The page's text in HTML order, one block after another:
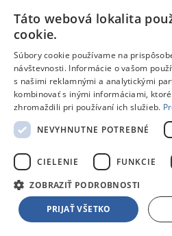
- slot pre micro SD kartu pre možnosť
- podpora ovládania hlasom
Google Assistant
- možnosť postavenia alebo montáže
- prevádzková LED kontrolka
- USB napájanie
- naše zariadenia Hama Smart Home
so zariadeniami fungujúcimi na
- vaše dáta budú uložené na serveroch
Technické parametre:
- pripojenie: WLAN 802.11n/g/b (2,4
- rozlíšenie: 1920x1080 (30 FPS)
- rozsah otáčania (H): 355°
- rozsah naklápania (V): 50°
- ďalšie funkcie: mikrofón,
pohybu, nočné videnie
Táto webová lokalita
cookie.
Súbory cookie používame na
návštevnosti. Informácie o vašom
s našimi reklamnými a analytickými
kombinovať s inými informáciami,
zhromaždili pri používaní ich služieb.
NEVYHNUTNE POTREBNÉ
CIELENIE FUNKCIE
ZOBRAZIŤ PODROBNOSTI
PRIJAŤ VŠETKO